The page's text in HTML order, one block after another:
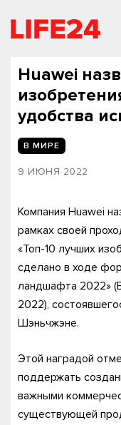
Huawei
удобства
В МИРЕ
9 ИЮНЯ 2022
Компания Huawei
рамках своей
«Топ-10 лучших
сделано в ходе
ландшафта 2022»
2022),
Шэньчжэне.
Этой наградой
поддержать
важными
существующей